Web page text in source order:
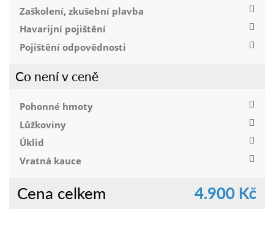
Zaškolení, zkušební plavba
Havarijní pojištění
Pojištění odpovědnosti
Co není v ceně
Pohonné hmoty
Lůžkoviny
Úklid
Vratná kauce
Cena celkem 4.900 Kč